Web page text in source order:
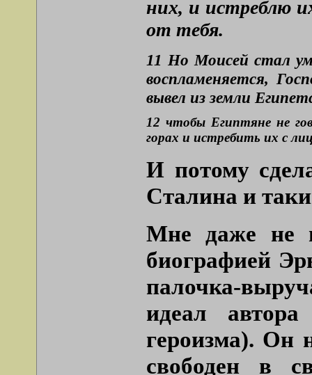
них, и истреблю
от тебя.
11 Но Моисей стал
воспламеняется,
вывел из земли
12 чтобы Египтяне не
горах и истребить их с
И потому
Сталина и
Мне даже не
биографией
палочка-
идеал
героизма). Он
свободен в